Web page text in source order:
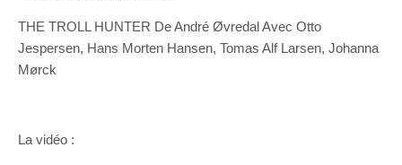
THE TROLL HUNTER De André Øvredal Avec Otto
Jespersen, Hans Morten Hansen, Tomas Alf Larsen, Johanna
Mørck
La vidéo :